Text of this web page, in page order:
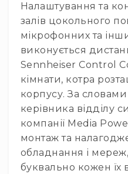
HI-
FI/HI-
END
вінілу
та
ЦАПи
та
Налаштування та
залів цокольного
мікрофонних та
виконується
Sennheiser Control
кімнати, котра
корпусу. За
керівника відділу
компанії Media
монтаж та
обладнання і
буквально кожен їх